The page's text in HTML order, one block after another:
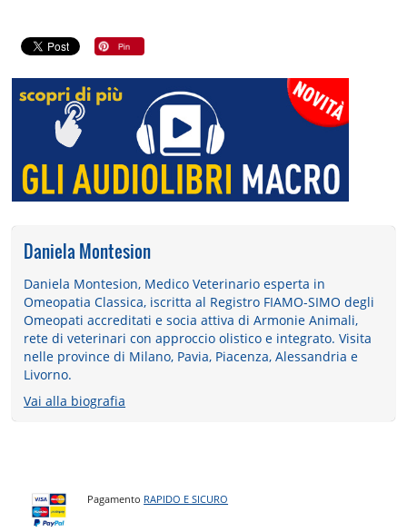
Daniela Montesion
Daniela Montesion, Medico Veterinario esperta in
Omeopatia Classica, iscritta al Registro FIAMO-SIMO degli
Omeopati accreditati e socia attiva di Armonie Animali,
rete di veterinari con approccio olistico e integrato. Visita
nelle province di Milano, Pavia, Piacenza, Alessandria e
Livorno.
Vai alla biografia
Pagamento RAPIDO E SICURO